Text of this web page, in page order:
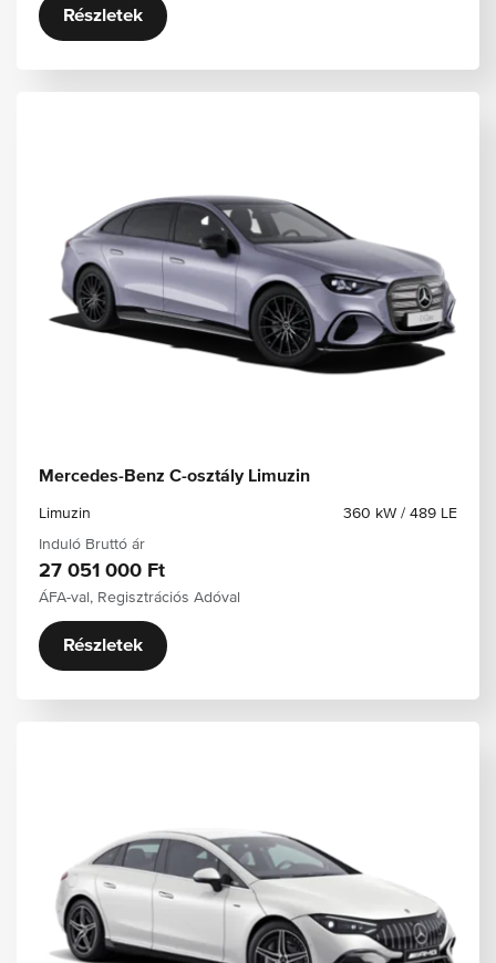
Részletek
Mercedes-Benz C-osztály Limuzin
Limuzin
360 kW / 489 LE
Induló Bruttó ár
27 051 000 Ft
ÁFA-val, Regisztrációs Adóval
Részletek